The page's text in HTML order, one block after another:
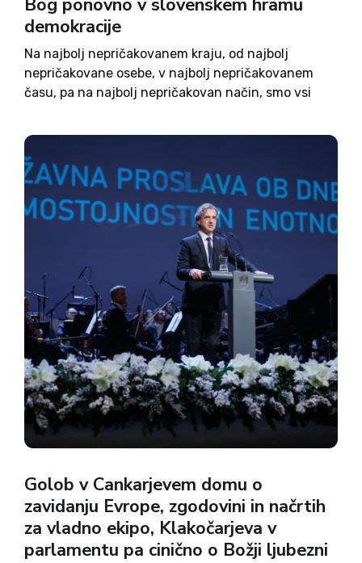
Bog ponovno v slovenskem hramu
demokracije
Na najbolj nepričakovanem kraju, od najbolj
nepričakovane osebe, v najbolj nepričakovanem
času, pa na najbolj nepričakovan način, smo vsi
nekaj dnevi (22. decembra) slišali najlepšo resnico
Golob v Cankarjevem domu o
zavidanju Evrope, zgodovini in načrtih
za vladno ekipo, Klakočarjeva v
parlamentu pa cinično o Božji ljubezni